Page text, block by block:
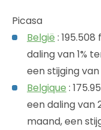
Picasa
België :
daling van 1%
een stijging
Belgique :
een daling van
maand, een